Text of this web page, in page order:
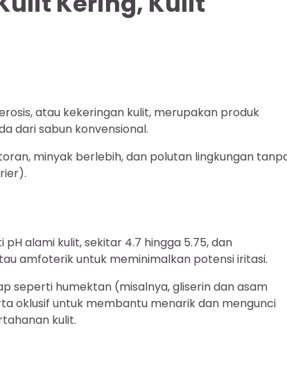
atau kekeringan kulit, merupakan produk
dari sabun konvensional.
minyak berlebih, dan polutan lingkungan
alami kulit, sekitar 4.7 hingga 5.75, dan
amfoterik untuk meminimalkan potensi iritasi.
seperti humektan (misalnya, gliserin dan asam
oklusif untuk membantu menarik dan mengunci
kulit.